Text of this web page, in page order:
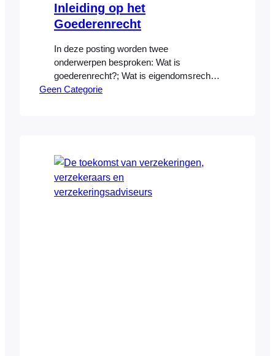
Inleiding op het
Goederenrecht
In deze posting worden twee
onderwerpen besproken: Wat is
goederenrecht?; Wat is eigendomsrecht?.
1. Wat is goederenrecht? Goederenrecht
bijvoorbeeld het verbintenissenrecht, dat
door juristen als een minder ingewikkeld
rechtsgebied wordt gezien.
Goederenrecht…
Geen Categorie